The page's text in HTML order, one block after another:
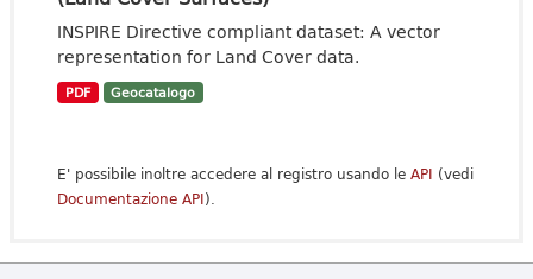
INSPIRE Directive compliant dataset: A vector
representation for Land Cover data.
PDF Geocatalogo
E' possibile inoltre accedere al registro usando le API (vedi
Documentazione API).